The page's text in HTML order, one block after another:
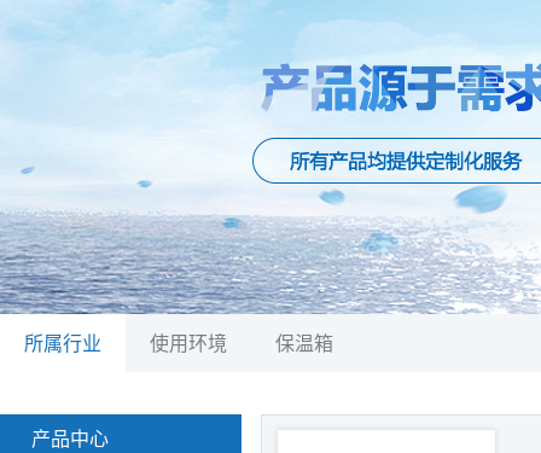
所属行业 使用环境 保温箱
产品中心